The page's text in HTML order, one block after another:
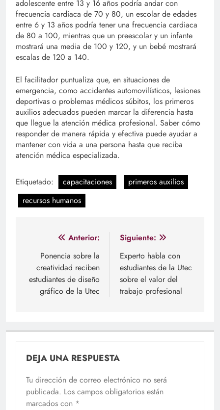
adolescente entre 13 y 16 años podría andar con
frecuencia cardiaca de 70 y 80, un escolar de edades
entre 6 y 13 años podría tener una frecuencia cardiaca
de 80 a 100, mientras que un preescolar y un infante
mostrará una media de 100 y 120, y un bebé mostrará
escalas de 120 a 140.
El facilitador puntualiza que, en situaciones de
emergencia, como accidentes automovilísticos, lesiones
deportivas o problemas médicos súbitos, los primeros
auxilios adecuados pueden marcar la diferencia hasta
que llegue la atención médica profesional. Saber cómo
responder de manera rápida y efectiva puede ayudar a
mantener con vida a una persona hasta que reciba
atención médica especializada.
Etiquetado: capacitaciones
primeros auxilios
recursos humanos
Navegación
entradas
Anterior:
Ponencia sobre la
creatividad reciben
estudiantes de diseño
gráfico de la Utec
Siguiente:
Experto habla con
estudiantes de la Utec
sobre el valor del
trabajo profesional
DEJA UNA RESPUESTA
Tu dirección de correo electrónico no será
publicada. Los campos obligatorios están
marcados con *